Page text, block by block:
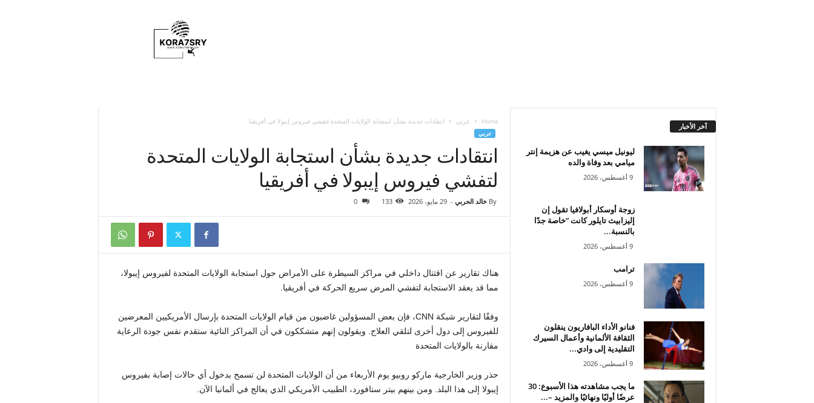
Home عربي انتقادات جديدة بشأن استجابة الولايات المتحدة لتفشي فيروس إيبولا في أفريقيا
عربي
انتقادات جديدة بشأن استجابة الولايات المتحدة
لتفشي فيروس إيبولا في أفريقيا
By خالد الحربي - 29 مايو، 2026 133
0
هناك تقارير عن اقتتال داخلي في مراكز السيطرة على الأمراض حول استجابة الولايات المتحدة لفيروس إيبولا،
مما قد يعقد الاستجابة لتفشي المرض سريع الحركة في أفريقيا.
وفقًا لتقارير شبكة CNN، فإن بعض المسؤولين غاضبون من قيام الولايات المتحدة بإرسال الأمريكيين المعرضين
للفيروس إلى دول أخرى لتلقي العلاج. ويقولون إنهم متشككون في أن المراكز النائية ستقدم نفس جودة الرعاية
مقارنة بالولايات المتحدة
حذر وزير الخارجية ماركو روبيو يوم الأربعاء من أن الولايات المتحدة لن تسمح بدخول أي حالات إصابة بفيروس
إيبولا إلى هذا البلد. ومن بينهم بيتر ستافورد، الطبيب الأمريكي الذي يعالج في ألمانيا الآن.
آخر الأخبار
ليونيل ميسي يغيب عن هزيمة إنتر
ميامي بعد وفاة والده
9 أغسطس، 2026
زوجة أوسكار أبولافيا تقول إن
إليزابيث تايلور كانت “خاصة جدًا
بالنسبة...
9 أغسطس، 2026
ترامب
9 أغسطس، 2026
فنانو الأداء البافاريون ينقلون
الثقافة الألمانية وأعمال السيرك
التقليدية إلى وادي...
9 أغسطس، 2026
ما يجب مشاهدته هذا الأسبوع: 30
عرضًا أوليًا ونهائيًا والمزيد –...